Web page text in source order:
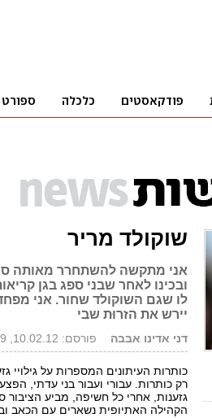
שוקולד מריר
אני מתקשה להשתחרר מאותה
ובכינו לאחר שבני ספג בגן
לו שגם השוקולד שחור. אני
יירש את הזרוּת שבי
דני אדינו אבבה פורסם: 10.02.12, 08:39
כותרות העיתונים המספרות על גילויי
רק כותרות. עבורי ועבור בני עדתי,
גזענות, אחרי כל חשיפה, מביע הציבור
הקהילה האתיופית נשארים עם הכאב